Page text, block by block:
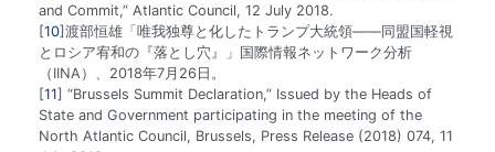
and Commit,” Atlantic Council, 12 July 2018.
10 渡部恒雄「唯我独尊と化したトランプ大統領――同盟国軽視
とロシア宥和の『落とし穴』」国際情報ネットワーク分析
（IINA）、2018年7月26日。
11
“Brussels Summit Declaration,” Issued by the Heads of
State and Government participating in the meeting of the
North Atlantic Council, Brussels, Press Release (2018) 074, 11